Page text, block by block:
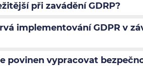
při zavádění GDRP?
implementování GDPR v
povinen vypracovat